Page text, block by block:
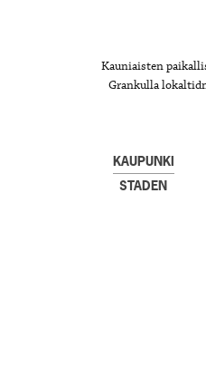
Kauniaisten
Grankulla
KAUPUNKI
STADEN